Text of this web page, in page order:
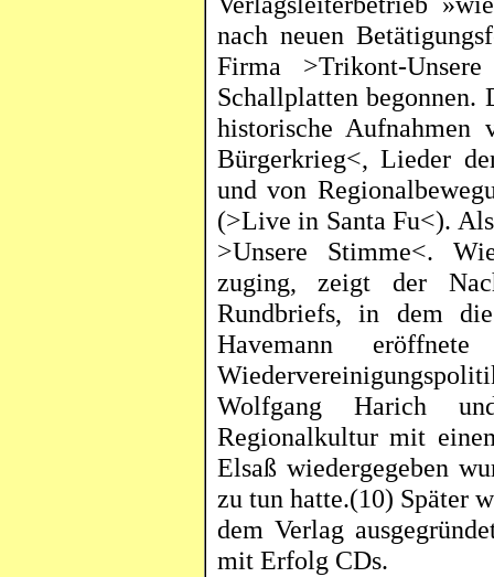
nach neuen
Firma >Trikont-
Schallplatten begonnen.
historische Aufnahmen
Bürgerkrieg<, Lieder
und von
(>Live in Santa Fu<).
>Unsere Stimme<.
zuging, zeigt der
Rundbriefs, in dem
Havemann
Wolfgang Harich
Regionalkultur mit
Elsaßwiedergegeben
zu tun hatte.(10) Später
dem Verlag
mit Erfolg CDs.